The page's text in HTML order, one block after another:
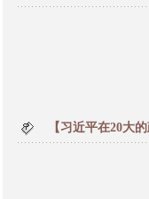
【习近平在20大